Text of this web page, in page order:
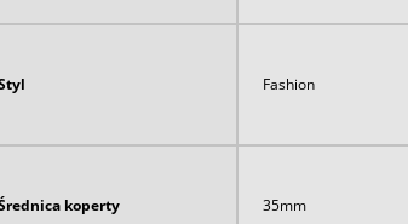
Fashion
koperty 35mm